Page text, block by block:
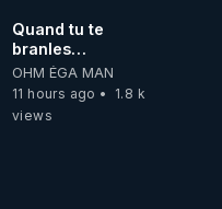
Quand tu te
branles
bonhomme tu
émets des ondes
ils ont juste omis
OHM ÉGA MAN
11 hours ago
1.8 k
views